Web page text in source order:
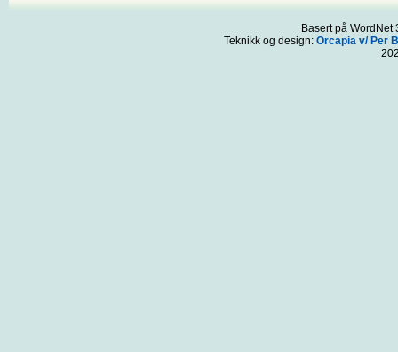
Basert på
Teknikk og design: Orcapia v/ Per